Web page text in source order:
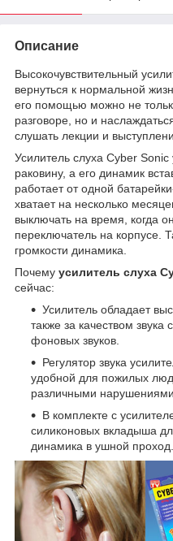
Описание
Высокочувствительный
вернуться к нормальной
его помощью можно не
разговоре, но и
слушать лекции и
Усилитель слуха Cyber
раковину, а его динамик
работает от одной
хватает на несколько
выключать на время, когда
переключатель на корпусе.
громкости динамика.
Почему усилитель слуха
сейчас:
Усилитель обладает
также за качеством
фоновых звуков.
Регулятор звука
удобной для пожилых
различными
В комплекте с
силиконовых вкладыша
динамика в ушной проход.